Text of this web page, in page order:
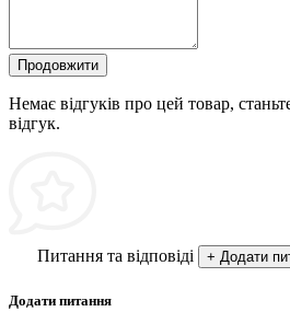
Продовжити
Немає відгуків про цей товар,
відгук.
Питання та відповіді + Додати
Додати питання